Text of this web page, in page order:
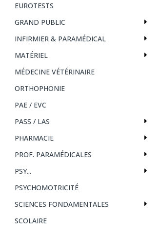
EUROTESTS
GRAND PUBLIC
INFIRMIER & PARAMÉDICAL
MATÉRIEL
MÉDECINE VÉTÉRINAIRE
ORTHOPHONIE
PAE / EVC
PASS / LAS
PHARMACIE
PROF. PARAMÉDICALES
PSY...
PSYCHOMOTRICITÉ
SCIENCES FONDAMENTALES
SCOLAIRE